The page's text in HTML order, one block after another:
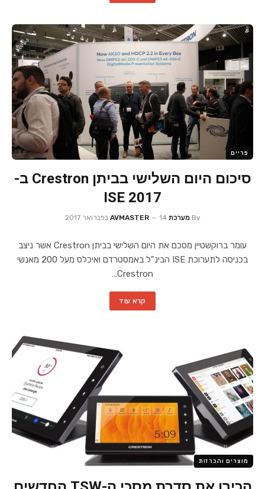
פריים
סיכום היום השלישי בביתן Crestron ב-
ISE 2017
By מערכת AVMASTER14 בפברואר 2017
עומר ברוקשטיין מסכם את היום השלישי בביתן Crestron אשר ניצב
בכניסה לתערוכת ISE הבינ"ל באמסטרדם ואיכלס מעל 200 מאנשי
Crestron…
קרא עוד
מוצרים והכרזות